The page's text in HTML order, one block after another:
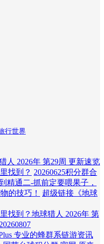
行世界
人 2026年 第29周 更新速览
找到？ 20260625积分群合
精通二-抓前定要喂果子，
的技巧！
超级链接《地球
找到？ 地球猎人 2026年 第
专业的蜂群系链游资讯